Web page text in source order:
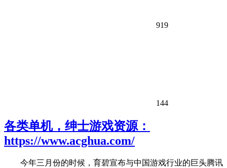
919
144
各类单机，绅士游戏资源：
https://www.acghua.com/
今年三月份的时候，育碧宣布与中国游戏行业的巨头腾讯